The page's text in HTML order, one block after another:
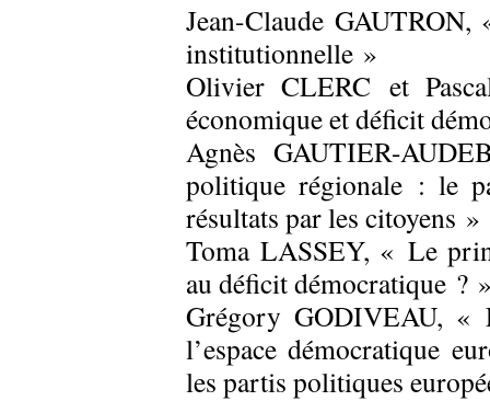
Jean-Claude
institutionnelle »
Olivier CLERC et
économique et déficit
Agnès GAUTIER-
politique régionale : le
résultats par les citoyens »
Toma LASSEY, « Le
au déficit démocratique ?
Grégory GODIVEAU, «
l’espace démocratique
les partis politiques